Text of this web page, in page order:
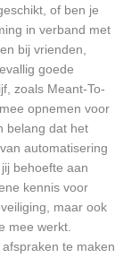
of ben je
in verband met
bij vrienden,
goede
zoals Meant-To-
opnemen voor
belang dat het
automatisering
behoefte aan
kennis voor
maar ook
mee werkt.
te maken